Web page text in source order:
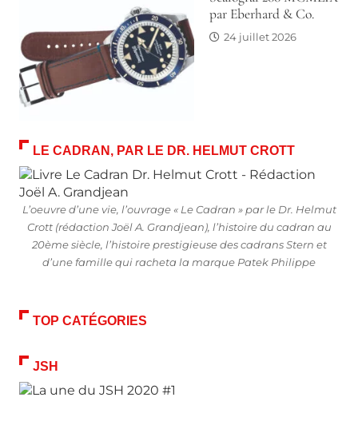
par Eberhard & Co.
24 juillet 2026
LE CADRAN, PAR LE DR. HELMUT CROTT
L’oeuvre d’une vie, l’ouvrage « Le Cadran » par le Dr. Helmut
Crott (rédaction Joël A. Grandjean), l’histoire du cadran au
20ème siècle, l’histoire prestigieuse des cadrans Stern et
d’une famille qui racheta la marque Patek Philippe
TOP CATÉGORIES
JSH